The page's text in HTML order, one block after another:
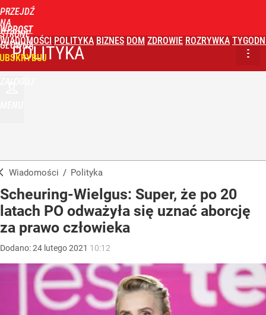
PRZEJDŹ
NA
STRONĘ
GŁÓWNĄ
WPROST
WIADOMOŚCI POLITYKA BIZNES DOM ZDROWIE ROZRYWKA
POLITYKA
Wiadomości / Polityka
Scheuring-Wielgus: Super, że po 20
latach PO odważyła się uznać aborcję
za prawo człowieka
Dodano:24 lutego2021 10:12